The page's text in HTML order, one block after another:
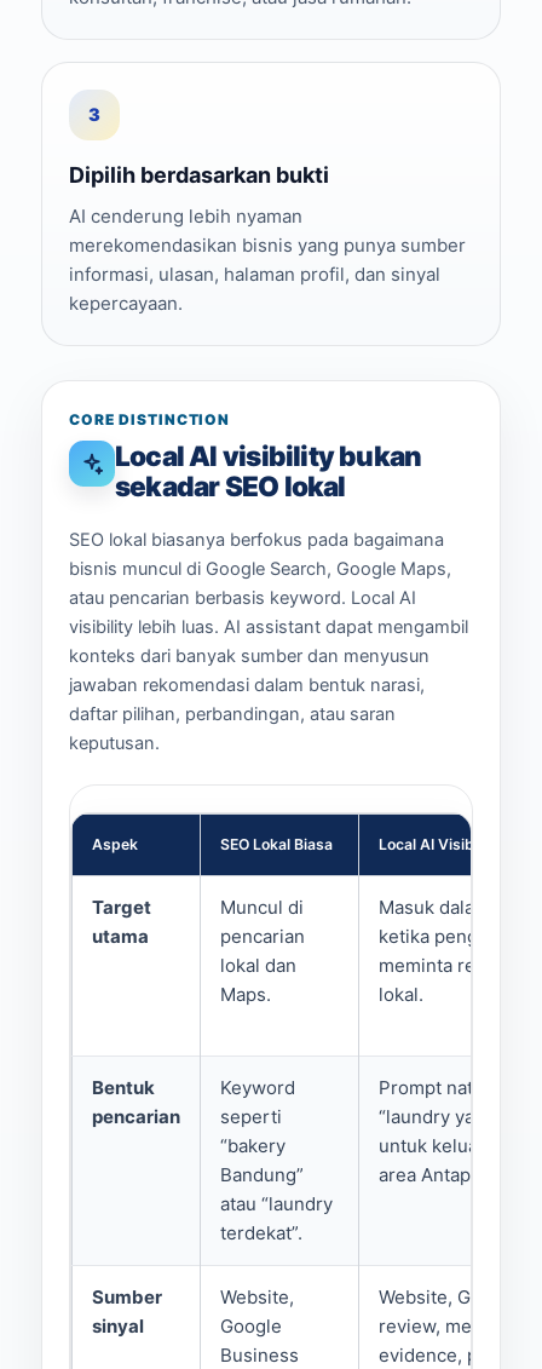
3
Dipilih berdasarkan bukti
AI cenderung lebih nyaman
merekomendasikan bisnis yang punya sumber
informasi, ulasan, halaman profil, dan sinyal
kepercayaan.
CORE DISTINCTION
Local AI visibility bukan
sekadar SEO lokal
SEO lokal biasanya berfokus pada bagaimana
bisnis muncul di Google Search, Google Maps,
atau pencarian berbasis keyword. Local AI
visibility lebih luas. AI assistant dapat mengambil
konteks dari banyak sumber dan menyusun
jawaban rekomendasi dalam bentuk narasi,
daftar pilihan, perbandingan, atau saran
keputusan.
Aspek SEO Lokal Biasa Local AI Visibility
Target
utama
Muncul di
pencarian
lokal dan
Maps.
Masuk dalam
ketika pengguna
meminta
lokal.
Bentuk
pencarian
Keyword
seperti
“bakery
Bandung”
atau “laundry
terdekat”.
Prompt natural
“laundry yang
untuk keluarga
area Antapani”.
Sumber
sinyal
Website,
Google
Business
Website, GBP,
review, media,
evidence, profil